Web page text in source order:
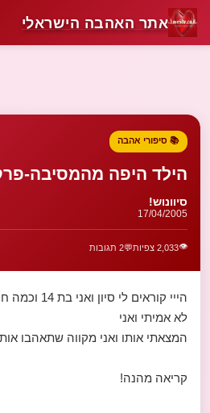
אתר האהבה הישראלי
📚 סיפורי אהבה
הילד היפה מהמסיבה-
סיוונוש!
17/04/2005
👁️2,033 צפיות 💬2 תגובות
הייי קוראים
לא אמיתי ואני
המצאתי אותו ואני מקווה שתאהבו
קריאה מהנה!